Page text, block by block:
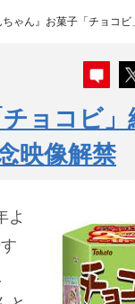
ちゃん』お菓子「チョコ
ョコビ」
映像解禁
よ